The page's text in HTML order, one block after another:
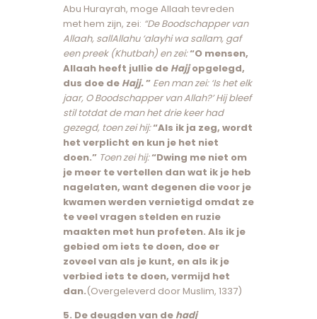
Abu Hurayrah, moge Allaah tevreden
met hem zijn, zei: “De Boodschapper van
Allaah, sallAllahu ‘alayhi wa sallam, gaf
een preek (Khutbah) en zei:“O mensen,
Allaah heeft jullie de Hajjopgelegd,
dus doe de Hajj.” Een man zei: ‘Is het elk
jaar, O Boodschapper van Allah?’ Hij bleef
stil totdat de man het drie keer had
gezegd, toen zei hij:“Als ik ja zeg, wordt
het verplicht en kun je het niet
doen.” Toen zei hij:“Dwing me niet om
je meer te vertellen dan wat ik je heb
nagelaten, want degenen die voor je
kwamen werden vernietigd omdat ze
te veel vragen stelden en ruzie
maakten met hun profeten. Als ik je
gebied om iets te doen, doe er
zoveel van als je kunt, en als ik je
verbied iets te doen, vermijd het
dan.(Overgeleverd door Muslim, 1337)
5. De deugden van de hadj